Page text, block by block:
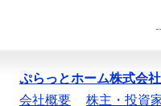
ぷらっとホーム株式会社
会社概要
株主・投資